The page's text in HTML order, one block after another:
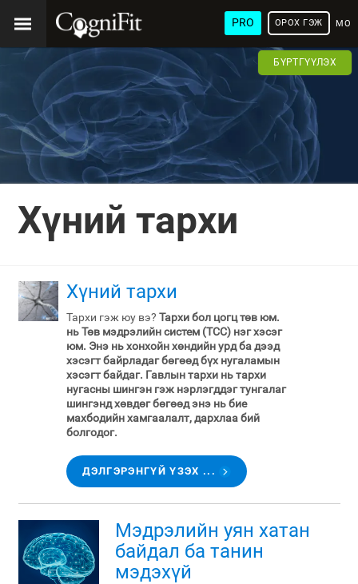
PRO ОРОХ ГЭЖ
БҮРТГҮҮЛЭХ
Хүний тархи
Хүний тархи
Тархи гэж юу вэ? Тархи бол цогц төв юм.
нь Төв мэдрэлийн систем (ТСС) нэг хэсэг
юм. Энэ нь хонхойн хөндийн урд ба дээд
хэсэгт байрладаг бөгөөд бүх нугаламын
хэсэгт байдаг. Гавлын тархи нь тархи
нугасны шингэн гэж нэрлэгддэг тунгалаг
шингэнд хөвдөг бөгөөд энэ нь бие
махбодийн хамгаалалт, дархлаа бий
болгодог.
ДЭЛГЭРЭНГҮЙ ҮЗЭХ ...
Мэдрэлийн уян хатан
байдал ба танин
мэдэхүй